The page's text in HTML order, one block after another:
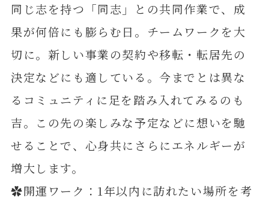
同じ志を持つ「同志」との共同作業で、成
果が何倍にも膨らむ日。チームワークを大
切に。新しい事業の契約や移転・転居先の
決定などにも適している。今までとは異な
るコミュニティに足を踏み入れてみるのも
吉。この先の楽しみな予定などに想いを馳
せることで、心身共にさらにエネルギーが
増大します。
✿開運ワーク：1年以内に訪れたい場所を考